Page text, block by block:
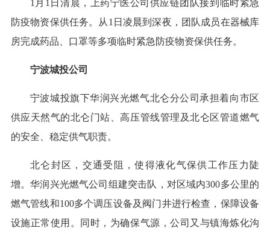
1月1日清晨，上药宁医公司供应链团队接到临时紧急
防疫物资保供任务。从1日凌晨到深夜，团队成员在器械库
房完成药品、口罩等多项临时紧急防疫物资保供任务。
宁波城投公司
宁波城投旗下华润兴光燃气北仑分公司承担着向市区
供应天然气的北仑门站、高压管线管理及北仑区管道燃气
的安全、稳定供气职责。
北仑封区，交通受阻，使得液化气保供工作压力陡
增。华润兴光燃气公司组建突击队，对区域内300多公里的
燃气管线和100多个调压设备及阀门井进行检查，保障设备
设施正常使用。同时，为确保气源，公司又与镇海炼化沟